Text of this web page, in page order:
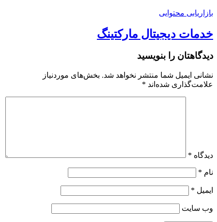
بازاریابی محتوایی
خدمات دیجیتال مارکتینگ
دیدگاهتان را بنویسید
نشانی ایمیل شما منتشر نخواهد شد. بخش‌های موردنیاز
علامت‌گذاری شده‌اند *
دیدگاه *
نام *
ایمیل *
وب‌ سایت